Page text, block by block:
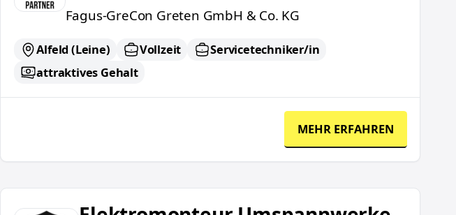
Fagus-GreCon Greten GmbH & Co. KG
Alfeld (Leine) Vollzeit
Servicetechniker/in
attraktives Gehalt
MEHR ERFAHREN
Elektromonteur Umspannwerke (m/w/d)